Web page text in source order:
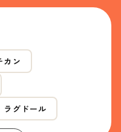
カン
ラグドール